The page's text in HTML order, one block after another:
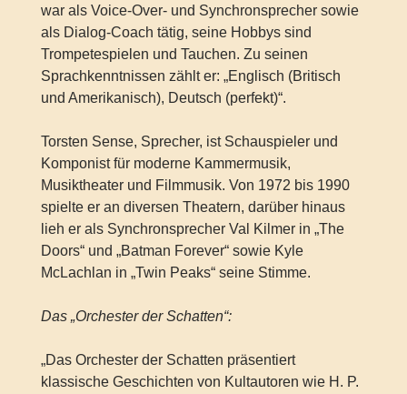
war als Voice-Over- und Synchronsprecher sowie
als Dialog-Coach tätig, seine Hobbys sind
Trompetespielen und Tauchen. Zu seinen
Sprachkenntnissen zählt er: „Englisch (Britisch
und Amerikanisch), Deutsch (perfekt)“.
Torsten Sense, Sprecher, ist Schauspieler und
Komponist für moderne Kammermusik,
Musiktheater und Filmmusik. Von 1972 bis 1990
spielte er an diversen Theatern, darüber hinaus
lieh er als Synchronsprecher Val Kilmer in „The
Doors“ und „Batman Forever“ sowie Kyle
McLachlan in „Twin Peaks“ seine Stimme.
Das „Orchester der Schatten“:
„Das Orchester der Schatten präsentiert
klassische Geschichten von Kultautoren wie H. P.